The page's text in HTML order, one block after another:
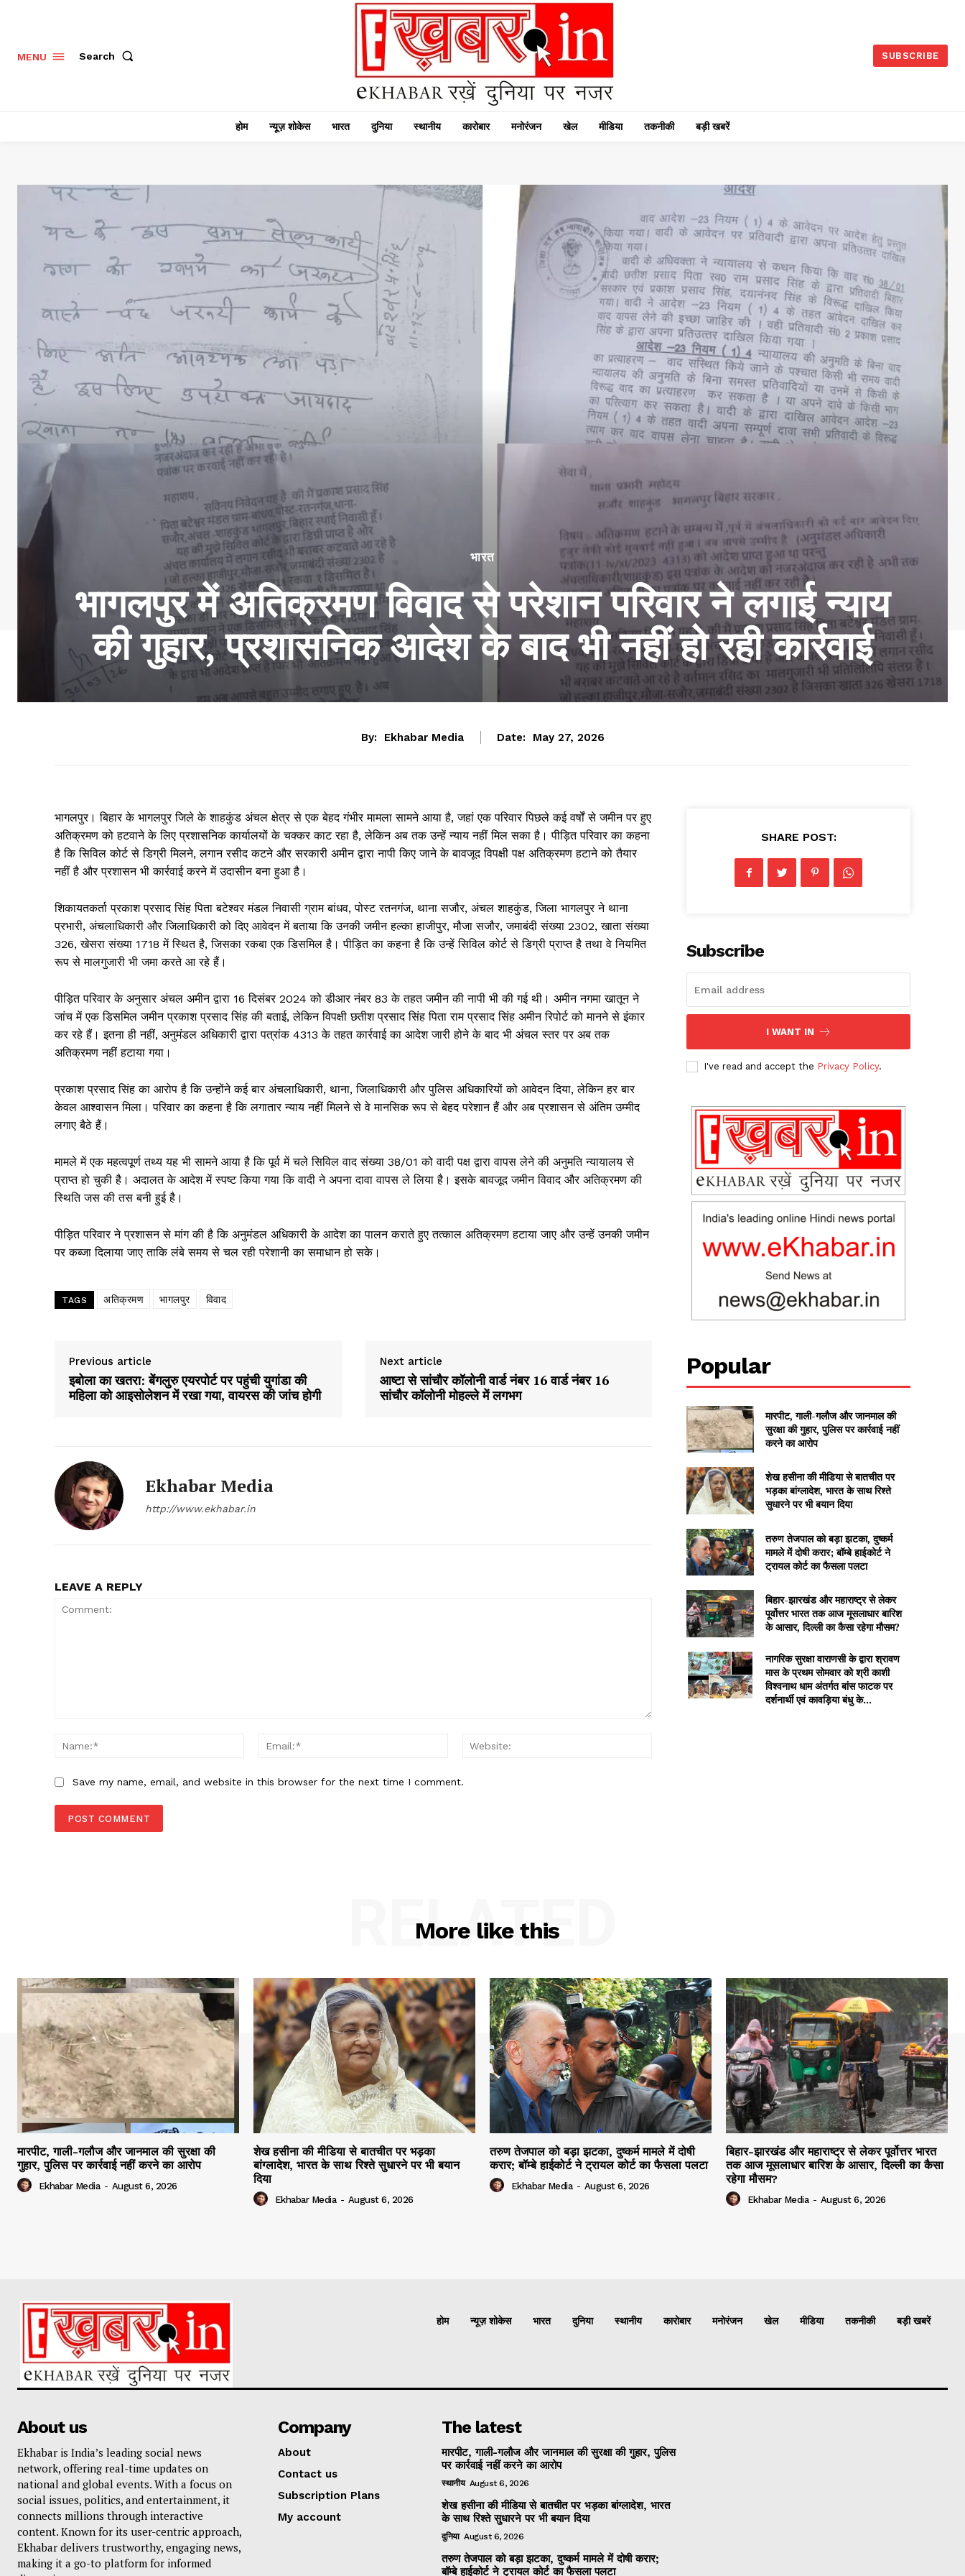
News Week
Subscription Plans
MENU Search SUBSCRIBE
होम न्यूज़ शोकेस भारत दुनिया स्थानीय कारोबार मनोरंजन खेल मीडिया तकनीकी बड़ी खबरें
भारत
भागलपुर में अतिक्रमण विवाद से परेशान परिवार ने लगाई न्याय
की गुहार, प्रशासनिक आदेश के बाद भी नहीं हो रही कार्रवाई
By: Ekhabar Media Date: May 27, 2026
भागलपुर। बिहार के भागलपुर जिले के शाहकुंड अंचल क्षेत्र से एक बेहद गंभीर मामला सामने आया है, जहां एक परिवार पिछले कई वर्षों से जमीन पर हुए
अतिक्रमण को हटवाने के लिए प्रशासनिक कार्यालयों के चक्कर काट रहा है, लेकिन अब तक उन्हें न्याय नहीं मिल सका है। पीड़ित परिवार का कहना
है कि सिविल कोर्ट से डिग्री मिलने, लगान रसीद कटने और सरकारी अमीन द्वारा नापी किए जाने के बावजूद विपक्षी पक्ष अतिक्रमण हटाने को तैयार
नहीं है और प्रशासन भी कार्रवाई करने में उदासीन बना हुआ है।
शिकायतकर्ता प्रकाश प्रसाद सिंह पिता बटेश्वर मंडल निवासी ग्राम बांधव, पोस्ट रतनगंज, थाना सजौर, अंचल शाहकुंड, जिला भागलपुर ने थाना
प्रभारी, अंचलाधिकारी और जिलाधिकारी को दिए आवेदन में बताया कि उनकी जमीन हल्का हाजीपुर, मौजा सजौर, जमाबंदी संख्या 2302, खाता संख्या
326, खेसरा संख्या 1718 में स्थित है, जिसका रकबा एक डिसमिल है। पीड़ित का कहना है कि उन्हें सिविल कोर्ट से डिग्री प्राप्त है तथा वे नियमित
रूप से मालगुजारी भी जमा करते आ रहे हैं।
पीड़ित परिवार के अनुसार अंचल अमीन द्वारा 16 दिसंबर 2024 को डीआर नंबर 83 के तहत जमीन की नापी भी की गई थी। अमीन नगमा खातून ने
जांच में एक डिसमिल जमीन प्रकाश प्रसाद सिंह की बताई, लेकिन विपक्षी छतीश प्रसाद सिंह पिता राम प्रसाद सिंह अमीन रिपोर्ट को मानने से इंकार
कर रहे हैं। इतना ही नहीं, अनुमंडल अधिकारी द्वारा पत्रांक 4313 के तहत कार्रवाई का आदेश जारी होने के बाद भी अंचल स्तर पर अब तक
अतिक्रमण नहीं हटाया गया।
प्रकाश प्रसाद सिंह का आरोप है कि उन्होंने कई बार अंचलाधिकारी, थाना, जिलाधिकारी और पुलिस अधिकारियों को आवेदन दिया, लेकिन हर बार
केवल आश्वासन मिला। परिवार का कहना है कि लगातार न्याय नहीं मिलने से वे मानसिक रूप से बेहद परेशान हैं और अब प्रशासन से अंतिम उम्मीद
लगाए बैठे हैं।
मामले में एक महत्वपूर्ण तथ्य यह भी सामने आया है कि पूर्व में चले सिविल वाद संख्या 38/01 को वादी पक्ष द्वारा वापस लेने की अनुमति न्यायालय से
प्राप्त हो चुकी है। अदालत के आदेश में स्पष्ट किया गया कि वादी ने अपना दावा वापस ले लिया है। इसके बावजूद जमीन विवाद और अतिक्रमण की
स्थिति जस की तस बनी हुई है।
पीड़ित परिवार ने प्रशासन से मांग की है कि अनुमंडल अधिकारी के आदेश का पालन कराते हुए तत्काल अतिक्रमण हटाया जाए और उन्हें उनकी जमीन
पर कब्जा दिलाया जाए ताकि लंबे समय से चल रही परेशानी का समाधान हो सके।
TAGS अतिक्रमण भागलपुर विवाद
Previous article
इबोला का खतरा: बेंगलुरु एयरपोर्ट पर पहुंची युगांडा की
महिला को आइसोलेशन में रखा गया, वायरस की जांच होगी
Next article
आष्टा से सांचौर कॉलोनी वार्ड नंबर 16 वार्ड नंबर 16
सांचौर कॉलोनी मोहल्ले में लगभग
Ekhabar Media
http://www.ekhabar.in
LEAVE A REPLY
Name:*
Email:*
Save my name, email, and website in this browser for the next time I comment.
SHARE POST:
Subscribe
I WANT IN
I've read and accept the Privacy Policy.
Popular
मारपीट, गाली-गलौज और जानमाल की
सुरक्षा की गुहार, पुलिस पर कार्रवाई नहीं
करने का आरोप
शेख हसीना की मीडिया से बातचीत पर
भड़का बांग्लादेश, भारत के साथ रिश्ते
सुधारने पर भी बयान दिया
तरुण तेजपाल को बड़ा झटका, दुष्कर्म
मामले में दोषी करार; बॉम्बे हाईकोर्ट ने
ट्रायल कोर्ट का फैसला पलटा
बिहार-झारखंड और महाराष्ट्र से लेकर
पूर्वोत्तर भारत तक आज मूसलाधार बारिश
के आसार, दिल्ली का कैसा रहेगा मौसम?
नागरिक सुरक्षा वाराणसी के द्वारा श्रावण
मास के प्रथम सोमवार को श्री काशी
विश्वनाथ धाम अंतर्गत बांस फाटक पर
दर्शनार्थी एवं कावड़िया बंधु के...
More like this
RELATED
मारपीट, गाली-गलौज और जानमाल की सुरक्षा की
गुहार, पुलिस पर कार्रवाई नहीं करने का आरोप
Ekhabar Media - August 6, 2026
शेख हसीना की मीडिया से बातचीत पर भड़का
बांग्लादेश, भारत के साथ रिश्ते सुधारने पर भी बयान
दिया
Ekhabar Media - August 6, 2026
तरुण तेजपाल को बड़ा झटका, दुष्कर्म मामले में दोषी
करार; बॉम्बे हाईकोर्ट ने ट्रायल कोर्ट का फैसला पलटा
Ekhabar Media - August 6, 2026
बिहार-झारखंड और महाराष्ट्र से लेकर पूर्वोत्तर भारत
तक आज मूसलाधार बारिश के आसार, दिल्ली का कैसा
रहेगा मौसम?
Ekhabar Media - August 6, 2026
होम न्यूज़ शोकेस भारत दुनिया स्थानीय कारोबार मनोरंजन खेल मीडिया तकनीकी बड़ी खबरें
About us
Ekhabar is India’s leading social news
network, offering real-time updates on
national and global events. With a focus on
social issues, politics, and entertainment, it
connects millions through interactive
content. Known for its user-centric approach,
Ekhabar delivers trustworthy, engaging news,
making it a go-to platform for informed
Company
About
Contact us
Subscription Plans
My account
The latest
मारपीट, गाली-गलौज और जानमाल की सुरक्षा की गुहार, पुलिस
पर कार्रवाई नहीं करने का आरोप
स्थानीय August 6, 2026
शेख हसीना की मीडिया से बातचीत पर भड़का बांग्लादेश, भारत
के साथ रिश्ते सुधारने पर भी बयान दिया
दुनिया August 6, 2026
तरुण तेजपाल को बड़ा झटका, दुष्कर्म मामले में दोषी करार;
बॉम्बे हाईकोर्ट ने ट्रायल कोर्ट का फैसला पलटा